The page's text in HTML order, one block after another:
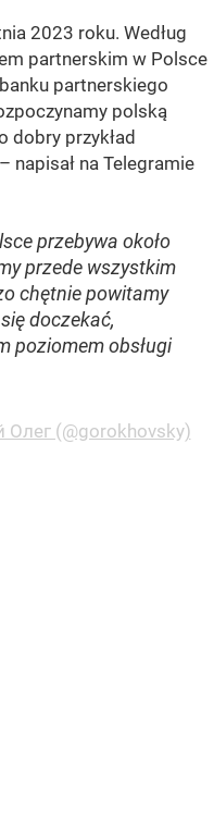
2023 roku. Według
partnerskim w Polsce
partnerskiego
polską
dobry przykład
– napisał na Telegramie
przebywa około
przede wszystkim
chętnie powitamy
doczekać,
poziomem obsługi
Олег (@gorokhovsky)